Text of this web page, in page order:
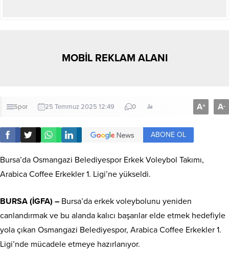
MOBİL REKLAM ALANI
Spor 25 Temmuz 2025 12:49 0 A+ A-
ABONE OL
Bursa’da Osmangazi Belediyespor Erkek Voleybol Takımı,
Arabica Coffee Erkekler 1. Ligi’ne yükseldi.
BURSA (İGFA) – Bursa’da erkek voleybolunu yeniden
canlandırmak ve bu alanda kalıcı başarılar elde etmek hedefiyle
yola çıkan Osmangazi Belediyespor, Arabica Coffee Erkekler 1.
Ligi’nde mücadele etmeye hazırlanıyor.